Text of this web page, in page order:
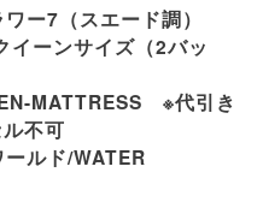
ー7（スエード調）
イーンサイズ（2バッ
MATTRESS ※代引き
不可
ールド/WATER